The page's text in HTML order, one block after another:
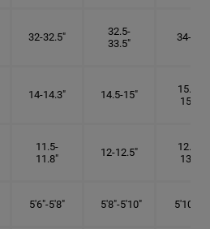
32-32.5"
32.5-
33.5"
34-35"
14-14.3" 14.5-15"
15.25-
15.5"
11.5-
11.8"
12-12.5"
12.75-
13.3"
5'6"-5'8" 5'8"-5'10" 5'10"- 6'